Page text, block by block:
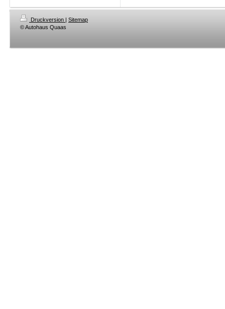
Druckversion | Sitemap
© Autohaus Quaas